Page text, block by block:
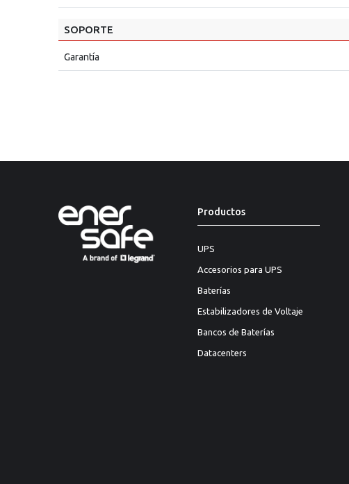
SOPORTE
Garantía
Productos
UPS
Accesorios para UPS
Baterías
Estabilizadores de Voltaje
Bancos de Baterías
Datacenters